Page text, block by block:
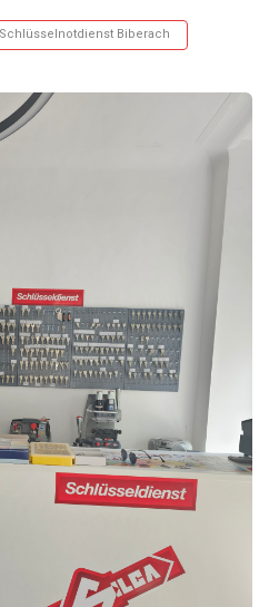
Schlüsselnotdienst Biberach